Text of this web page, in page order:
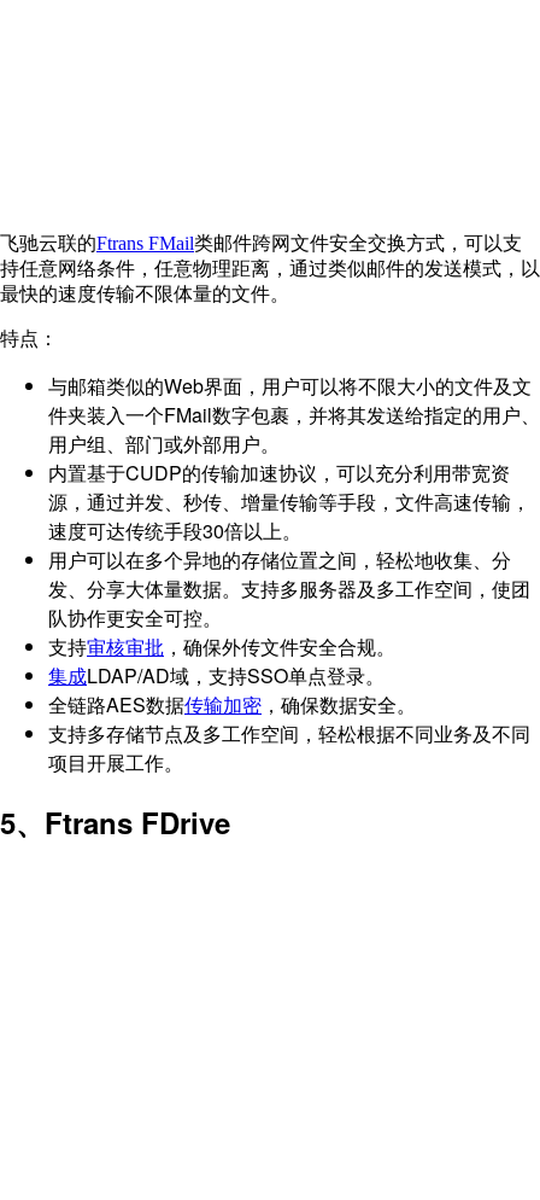
飞驰云联的Ftrans FMail类邮件跨网文件安全交换方式，可以支
持任意网络条件，任意物理距离，通过类似邮件的发送模式，以
最快的速度传输不限体量的文件。
特点：
与邮箱类似的Web界面，用户可以将不限大小的文件及文
件夹装入一个FMail数字包裹，并将其发送给指定的用户、
用户组、部门或外部用户。
内置基于CUDP的传输加速协议，可以充分利用带宽资
源，通过并发、秒传、增量传输等手段，文件高速传输，
速度可达传统手段30倍以上。
用户可以在多个异地的存储位置之间，轻松地收集、分
发、分享大体量数据。支持多服务器及多工作空间，使团
队协作更安全可控。
支持审核审批 ，确保外传文件安全合规。
集成LDAP/AD域，支持SSO单点登录。
全链路AES数据传输加密 ，确保数据安全。
支持多存储节点及多工作空间，轻松根据不同业务及不同
项目开展工作。
5、Ftrans FDrive